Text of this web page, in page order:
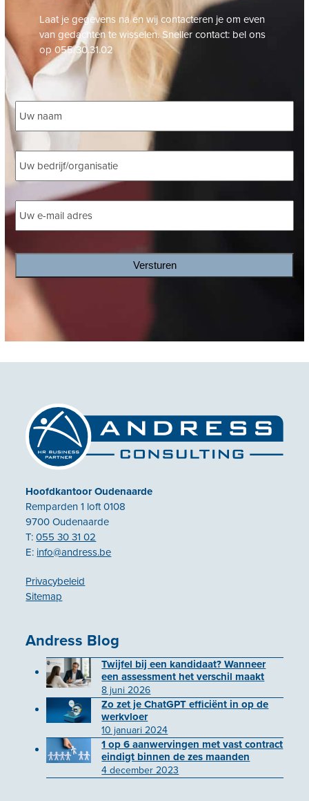
Laat je gegevens na en wij contacteren je om even
van gedachten te wisselen. Sneller contact: bel ons
op 055/30.31.02
Naam *
Bedrijf *
E-
mailadres *
Hoofdkantoor Oudenaarde
Remparden 1 loft 0108
9700 Oudenaarde
T:055 30 31 02
E: info@andress.be
Privacybeleid
Sitemap
Andress Blog
Twijfel bij een kandidaat? Wanneer
een assessment het verschil maakt
8 juni 2026
Zo zet je ChatGPT efficiënt in op de
werkvloer
10 januari 2024
1 op 6 aanwervingen met vast contract
eindigt binnen de zes maanden
4 december 2023